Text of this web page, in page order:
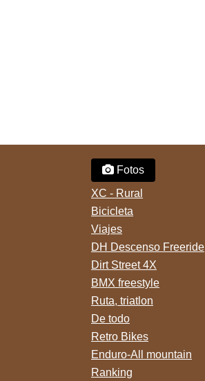
Fotos
XC - Rural
Bicicleta
Viajes
DH Descenso Freeride
Dirt Street 4X
BMX freestyle
Ruta, triatlon
De todo
Retro Bikes
Enduro-All mountain
Ranking